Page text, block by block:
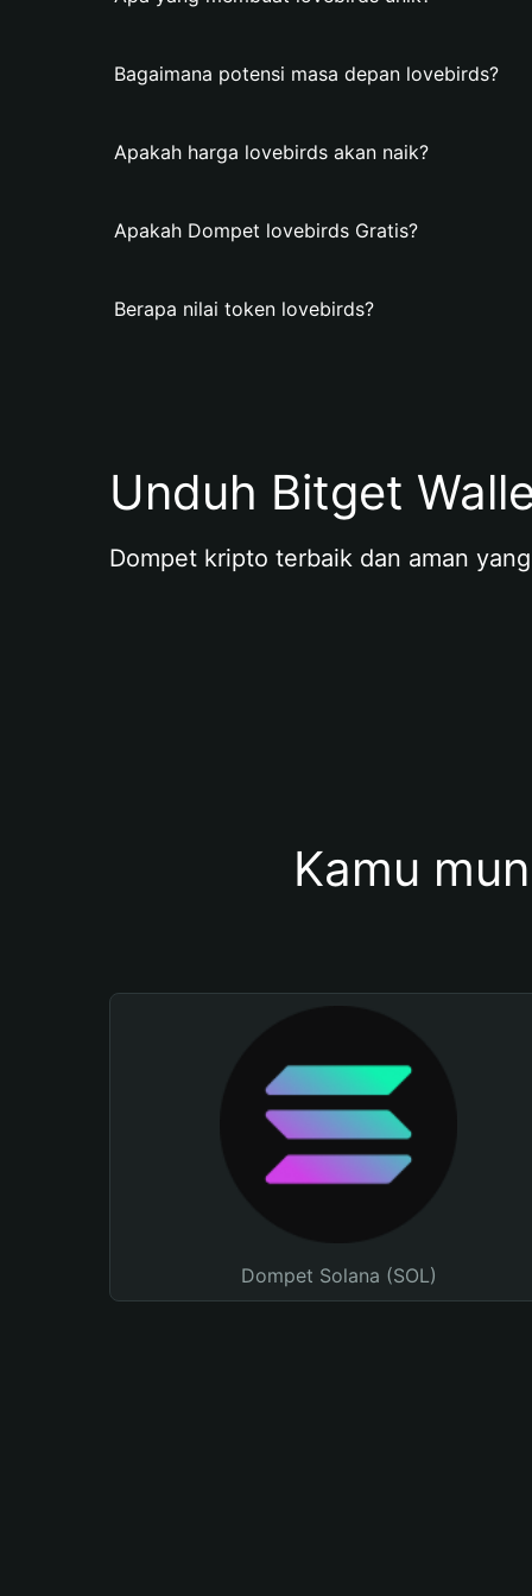
Bagaimana potensi masa depan lovebirds?
Apakah harga lovebirds akan naik?
Apakah Dompet lovebirds Gratis?
Berapa nilai token lovebirds?
Unduh Bitget
Dompet kripto terbaik dan aman
Kamu
Dompet Solana (SOL)